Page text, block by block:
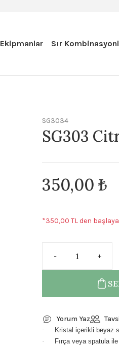
Ekipmanlar Sır
SG3034
SG303
350,00 ₺
*350,00 TL den
Yorum Yaz
· Kristal içerikli beyaz
·
Fırça veya spatula